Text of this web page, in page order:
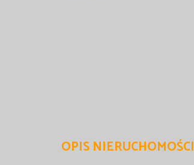
OPIS NIERUCHOMOŚCI